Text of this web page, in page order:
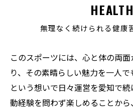
無理なく続けられる健康
HEALTH
このスポーツには、心と体の両
り、その素晴らしい魅力を一人
という想いで日々運営を愛知で
動経験を問わず楽しめることか